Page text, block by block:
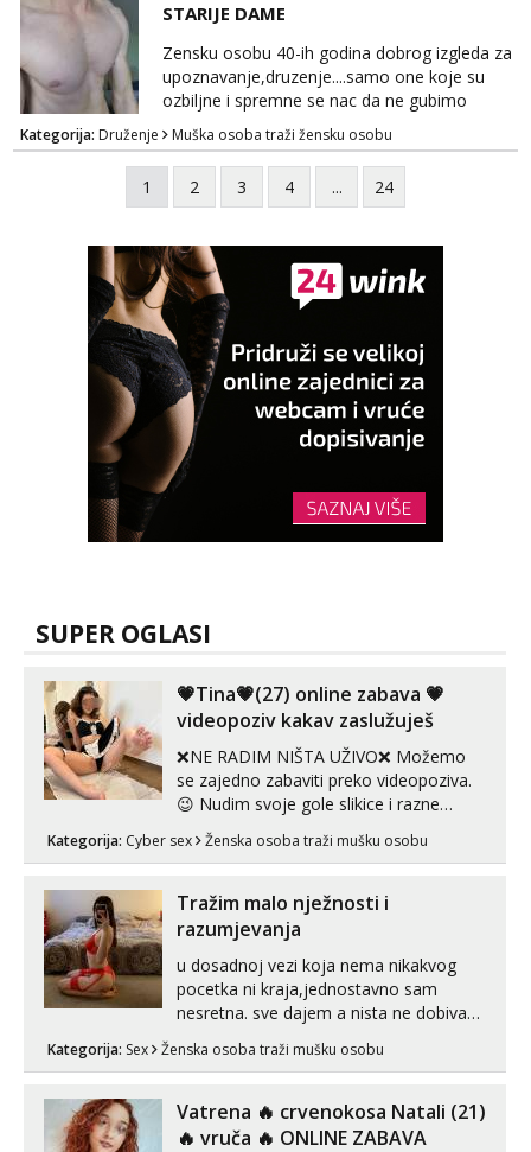
TELEGRAM: @MagdalenaMagy 👈
(ODGOVARAM JAKO BRZO TU I TU PISITE
AKO STE ZA ZABAVU)🔥 Moguće
verifkovanje prije zabave✅ JAVI MI SE I
ISPUNI SVOJE NAJVECE FANTAZIJE😈 CEKA...
STARIJE DAME
Zensku osobu 40-ih godina dobrog izgleda za
upoznavanje,druzenje....samo one koje su
ozbiljne i spremne se nac da ne gubimo
vrijeme!
Kategorija: Druženje Muška osoba traži žensku osobu
1 2 3 4 ... 24
SUPER OGLASI
💗Tina💗(27) online zabava 💗
videopoziv kakav zaslužuješ
❌NE RADIM NIŠTA UŽIVO❌ Možemo
se zajedno zabaviti preko videopoziva.
😉 Nudim svoje gole slikice i razne
videouradke. 🤩 Za online zabavu pošalji
poruku na Whatsapp, Telegram ili Viber.
autentičnosti možeš me vidjeti na
videopozivu. 😉 S vama sam vec 5 ...
Kategorija: Cyber sex Ženska osoba traži mušku osobu
Tražim malo nježnosti i
razumjevanja
u dosadnoj vezi koja nema nikakvog
pocetka ni kraja,jednostavno sam
nesretna. sve dajem a nista ne dobivam
zadovoljiti moje potrebe,ne trazim puno
volim njezan seks i njezne poljupce po
tijelu koji me jako pale,obozavam kad
Kategorija: Sex Ženska osoba traži mušku osobu
Vatrena ‎️‍🔥 crvenokosa Natali (21)
‎️‍🔥 vruča‎ ️‍🔥 ONLINE ZABAVA